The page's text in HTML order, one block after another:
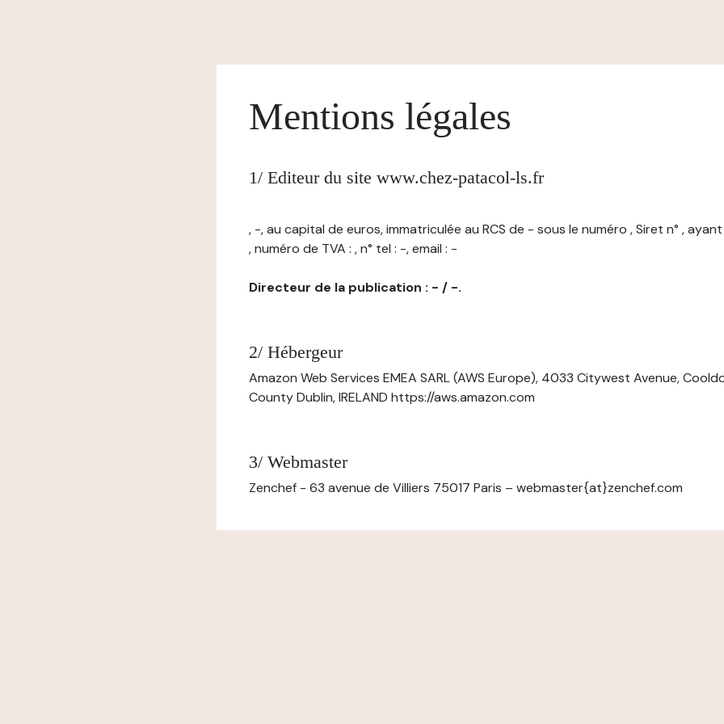
Mentions légales
1/ Editeur du site www.chez-patacol-ls.fr
, -, au capital de euros, immatriculée au RCS de - sous le numéro , Siret n° ,
, numéro de TVA : , n° tel : -, email : -
Directeur de la publication : - / -.
2/ Hébergeur
Amazon Web Services EMEA SARL (AWS Europe), 4033 Citywest Avenue,
County Dublin, IRELAND https://aws.amazon.com
3/ Webmaster
Zenchef - 63 avenue de Villiers 75017 Paris – webmaster{at}zenchef.com